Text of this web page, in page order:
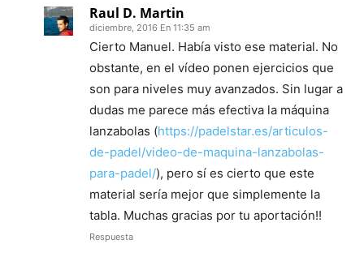
Raul D. Martin
diciembre, 2016 En 11:35 am
Cierto Manuel. Había visto ese material. No
obstante, en el vídeo ponen ejercicios que
son para niveles muy avanzados. Sin lugar a
dudas me parece más efectiva la máquina
lanzabolas (https://padelstar.es/articulos-
de-padel/video-de-maquina-lanzabolas-
para-padel/), pero sí es cierto que este
material sería mejor que simplemente la
tabla. Muchas gracias por tu aportación!!
Respuesta